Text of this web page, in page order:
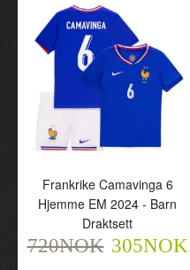
Frankrike Fofana 19
Hjemme EM 2024 - Barn
Draktsett
720NOK 305NOK
Frankrike Camavinga 6
Hjemme EM 2024 - Barn
Draktsett
720NOK 305NOK